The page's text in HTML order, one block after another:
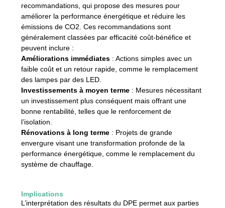
recommandations, qui propose des mesures pour
améliorer la performance énergétique et réduire les
émissions de CO2. Ces recommandations sont
généralement classées par efficacité coût-bénéfice et
peuvent inclure :
Améliorations immédiates : Actions simples avec un
faible coût et un retour rapide, comme le remplacement
des lampes par des LED.
Investissements à moyen terme : Mesures nécessitant
un investissement plus conséquent mais offrant une
bonne rentabilité, telles que le renforcement de
l’isolation.
Rénovations à long terme : Projets de grande
envergure visant une transformation profonde de la
performance énergétique, comme le remplacement du
système de chauffage.
Implications
L’interprétation des résultats du DPE permet aux parties